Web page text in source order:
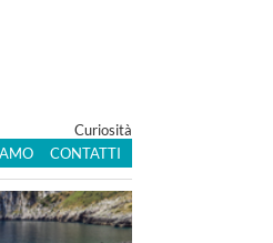
Curiosità
CONTATTI